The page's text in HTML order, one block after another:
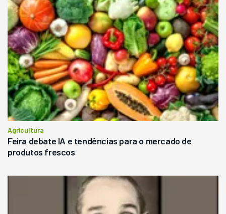
Agricultura
Feira debate IA e tendências para o mercado de
produtos frescos